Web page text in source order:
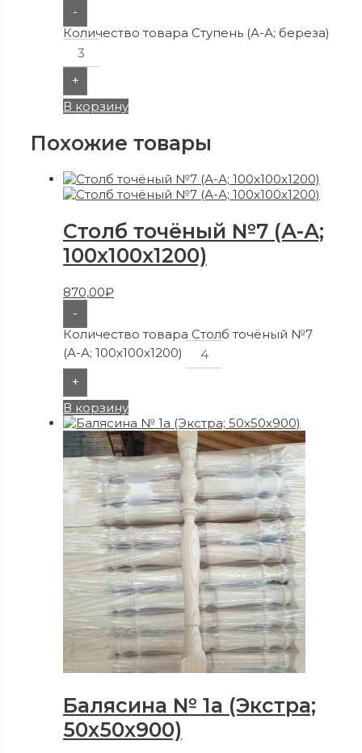
-
Количество товара Ступень (А-А; береза)
+
В корзину
Похожие товары
Столб точёный №7 (А-А;
100x100x1200)
870,00₽
-
Количество товара Столб точёный №7
(А-А; 100x100x1200)
+
В корзину
Балясина № 1а (Экстра;
50x50x900)